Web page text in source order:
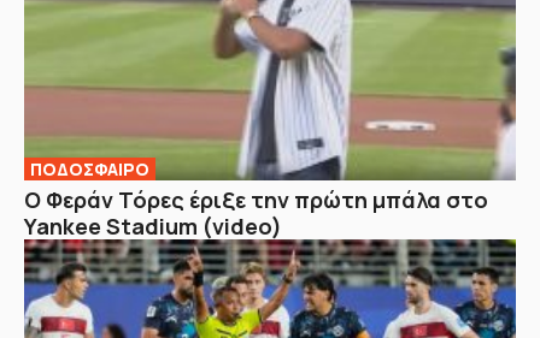
ΠΟΔΟΣΦΑΙΡΟ
Ο Φεράν Τόρες έριξε την πρώτη μπάλα στο
Yankee Stadium (video)